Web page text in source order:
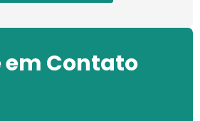
em Contato